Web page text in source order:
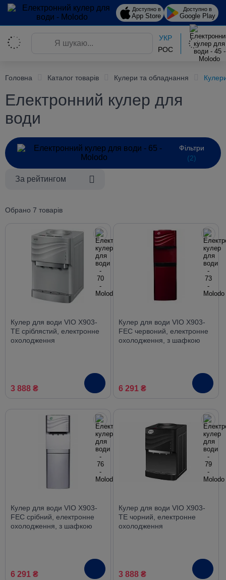
Доступно в
App Store
Доступно в
Google Play
УКР
РОС
Головна Каталог товарів Кулери та обладнання
Електронний кулер для
води
Фільтри
(2)
За рейтингом
Обрано 7 товарів
Кулер для води VIO X903-
TE сріблястий, електронне
охолодження
3 888 ₴
Кулер для води VIO X903-
FEC червоний, електронне
охолодження, з шафкою
6 291 ₴
Кулер для води VIO X903-
FEC срібний, електронне
охолодження, з шафкою
6 291 ₴
Кулер для води VIO X903-
TE чорний, електронне
охолодження
3 888 ₴